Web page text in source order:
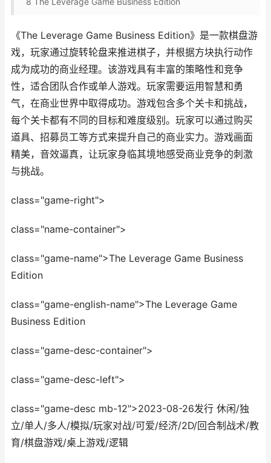
《The Leverage Game Business Edition》是一款棋盘游
戏，玩家通过旋转轮盘来推进棋子，并根据方块执行动作
成为成功的商业经理。该游戏具有丰富的策略性和竞争
性，适合团队合作或单人游戏。玩家需要运用智慧和勇
气，在商业世界中取得成功。游戏包含多个关卡和挑战，
每个关卡都有不同的目标和难度级别。玩家可以通过购买
道具、招募员工等方式来提升自己的商业实力。游戏画面
精美，音效逼真，让玩家身临其境地感受商业竞争的刺激
与挑战。
class="game-right">
class="name-container">
class="game-name">The Leverage Game Business
Edition
class="game-english-name">The Leverage Game
Business Edition
class="game-desc-container">
class="game-desc-left">
class="game-desc mb-12">2023-08-26发行 休闲/独
立/单人/多人/模拟/玩家对战/可爱/经济/2D/回合制战术/教
育/棋盘游戏/桌上游戏/逻辑